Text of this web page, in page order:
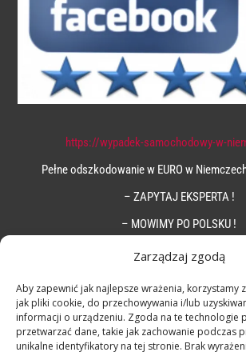
Zarządzaj zgodą
Aby zapewnić jak najlepsze wrażenia, korzystamy
jak pliki cookie, do przechowywania i/lub
informacji o urządzeniu. Zgoda na te technologie
przetwarzać dane, takie jak zachowanie podczas
unikalne identyfikatory na tej stronie. Brak
https://wypadek-samochodowy-w-
Pełne odszkodowanie w EURO w
– ZAPYTAJ EKSPERTA !
– MOWIMY PO POLSKU !